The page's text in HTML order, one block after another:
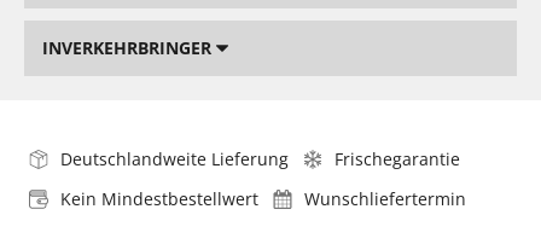
INVERKEHRBRINGER
Deutschlandweite Lieferung
Frischegarantie
Kein Mindestbestellwert
Wunschliefertermin